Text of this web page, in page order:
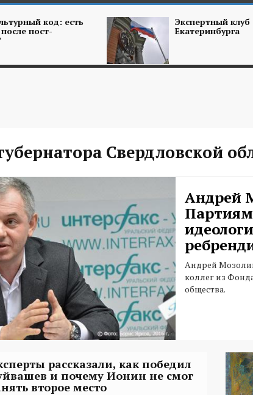
код: есть
пост-
Экспертный клуб
Екатеринбурга
Свердловской
Андрей
Андрей
коллег из
общества.
рассказали, как победил
и почему Ионин не смог
второе место